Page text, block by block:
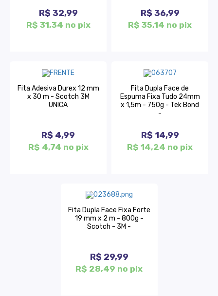
R$ 32,99
R$ 31,34 no pix
R$ 36,99
R$ 35,14 no pix
Fita Adesiva Durex 12 mm
x 30 m - Scotch 3M
UNICA
R$ 4,99
R$ 4,74 no pix
Fita Dupla Face de
Espuma Fixa Tudo 24mm
x 1,5m - 750g - Tek Bond
-
R$ 14,99
R$ 14,24 no pix
Fita Dupla Face Fixa Forte
19 mm x 2 m - 800g -
Scotch - 3M -
R$ 29,99
R$ 28,49 no pix